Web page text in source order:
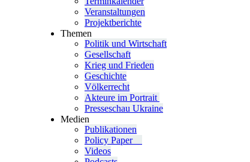
Ver­an­stal­tun­gen
Pro­jekt­be­richte
Themen
Politik und Wirtschaft
Gesell­schaft
Krieg und Frieden
Geschichte
Völ­ker­recht
Akteure im Portrait
Pres­se­schau Ukraine
Medien
Publi­ka­tio­nen
Policy Paper
Videos